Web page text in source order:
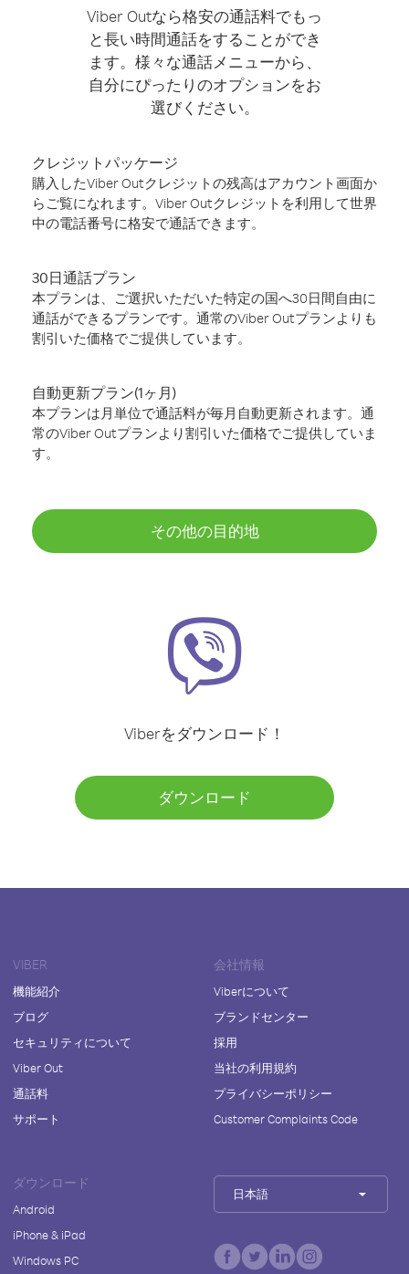
Viber Outなら格安の通話料でもっ
と長い時間通話をすることができ
ます。様々な通話メニューから、
自分にぴったりのオプションをお
選びください。
クレジットパッケージ
購入したViber Outクレジットの残高はアカウント画面か
らご覧になれます。Viber Outクレジットを利用して世界
中の電話番号に格安で通話できます。
30日通話プラン
本プランは、ご選択いただいた特定の国へ30日間自由に
通話ができるプランです。通常のViber Outプランよりも
割引いた価格でご提供しています。
自動更新プラン(1ヶ月)
本プランは月単位で通話料が毎月自動更新されます。通
常のViber Outプランより割引いた価格でご提供していま
す。
その他の目的地
Viberをダウンロード！
ダウンロード
VIBER
機能紹介
ブログ
セキュリティについて
Viber Out
通話料
サポート
会社情報
Viberについて
ブランドセンター
採用
当社の利用規約
プライバシーポリシー
Customer Complaints Code
ダウンロード
Android
iPhone & iPad
Windows PC
日本語